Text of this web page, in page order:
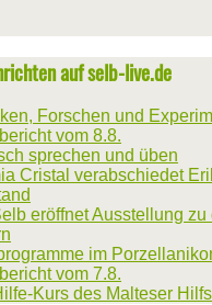
auf selb-live.de
Forschen und
vom 8.8.
sprechen und üben
Cristal verabschiedet
eröffnet Ausstellung
im
vom 7.8.
Kurs des Malteser